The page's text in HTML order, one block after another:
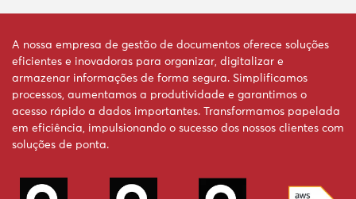
A nossa empresa de gestão de documentos oferece soluções
eficientes e inovadoras para organizar, digitalizar e
armazenar informações de forma segura. Simplificamos
processos, aumentamos a produtividade e garantimos o
acesso rápido a dados importantes. Transformamos papelada
em eficiência, impulsionando o sucesso dos nossos clientes com
soluções de ponta.